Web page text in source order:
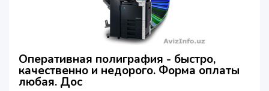
Оперативная полиграфия - быстро,
качественно и недорого. Форма оплаты
любая. Дос